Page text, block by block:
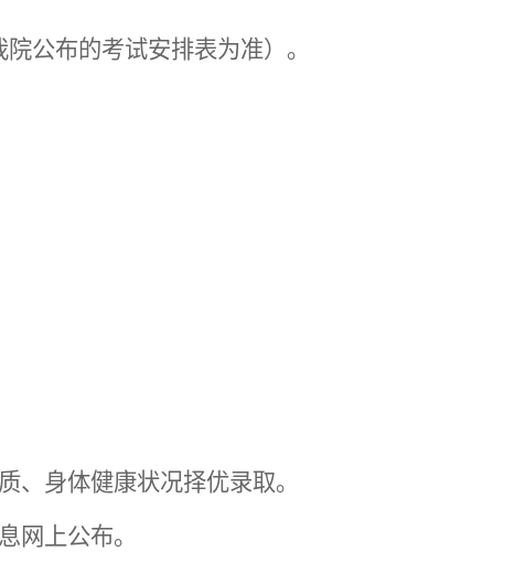
公布的考试安排表为准）。
、身体健康状况择优录取。
网上公布。